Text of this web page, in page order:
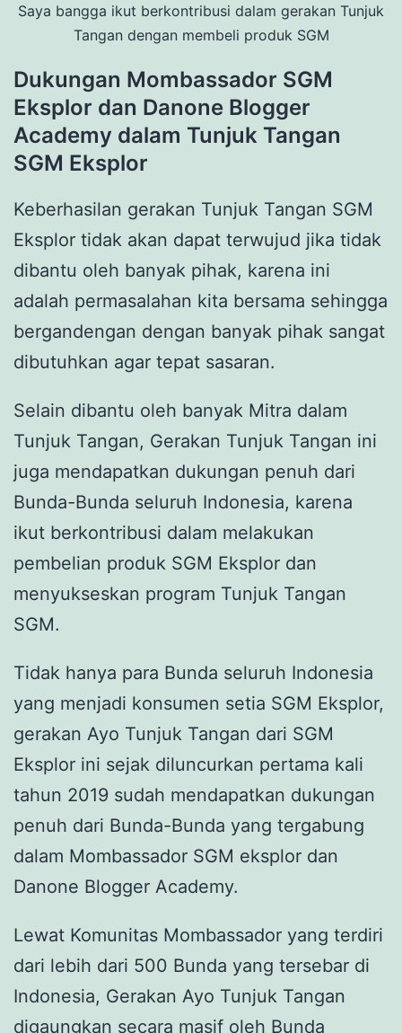
Saya bangga ikut berkontribusi dalam gerakan Tunjuk
Tangan dengan membeli produk SGM
Dukungan Mombassador SGM
Eksplor dan Danone Blogger
Academy dalam Tunjuk Tangan
SGM Eksplor
Keberhasilan gerakan Tunjuk Tangan SGM
Eksplor tidak akan dapat terwujud jika tidak
dibantu oleh banyak pihak, karena ini
adalah permasalahan kita bersama sehingga
bergandengan dengan banyak pihak sangat
dibutuhkan agar tepat sasaran.
Selain dibantu oleh banyak Mitra dalam
Tunjuk Tangan, Gerakan Tunjuk Tangan ini
juga mendapatkan dukungan penuh dari
Bunda-Bunda seluruh Indonesia, karena
ikut berkontribusi dalam melakukan
pembelian produk SGM Eksplor dan
menyukseskan program Tunjuk Tangan
SGM.
Tidak hanya para Bunda seluruh Indonesia
yang menjadi konsumen setia SGM Eksplor,
gerakan Ayo Tunjuk Tangan dari SGM
Eksplor ini sejak diluncurkan pertama kali
tahun 2019 sudah mendapatkan dukungan
penuh dari Bunda-Bunda yang tergabung
dalam Mombassador SGM eksplor dan
Danone Blogger Academy.
Lewat Komunitas Mombassador yang terdiri
dari lebih dari 500 Bunda yang tersebar di
Indonesia, Gerakan Ayo Tunjuk Tangan
digaungkan secara masif oleh Bunda